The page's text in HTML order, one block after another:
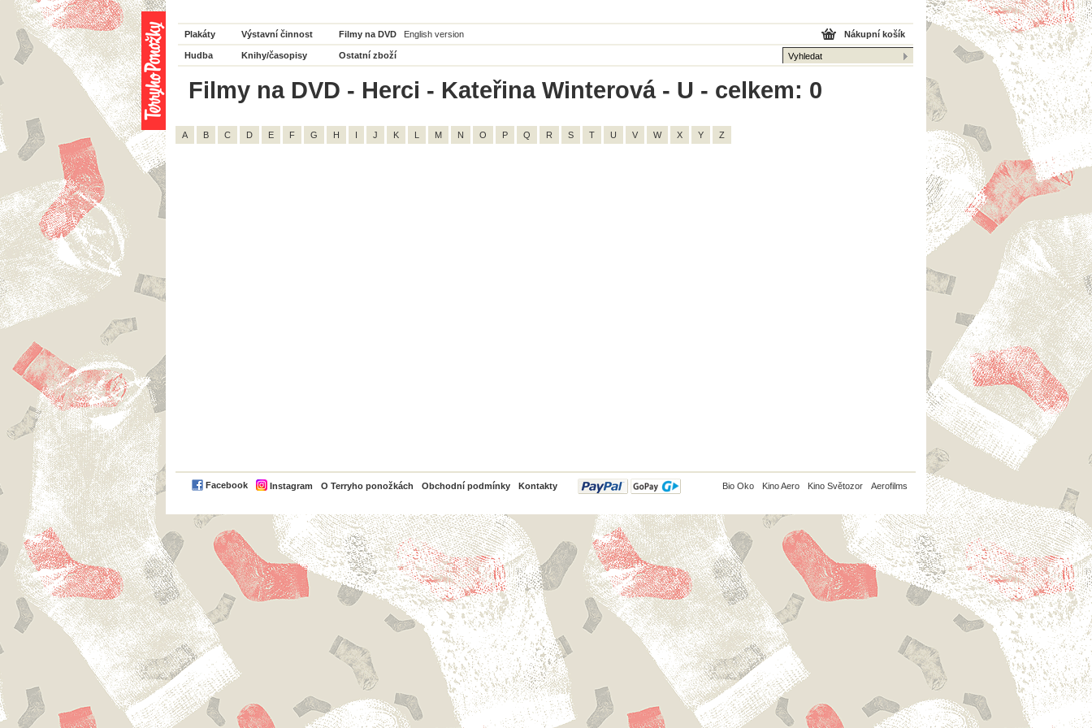
Plakáty Výstavní činnost Filmy na DVD English version
Hudba Knihy/časopisy Ostatní zboží
Nákupní košík
Filmy na DVD - Herci - Kateřina Winterová - U - celkem: 0
A B C D E F G H I J K L M N O P Q R S T U V W X Y Z
Facebook Instagram O Terryho ponožkách Obchodní podmínky Kontakty
PayPal Bio Oko Kino Aero Kino Světozor Aerofilms